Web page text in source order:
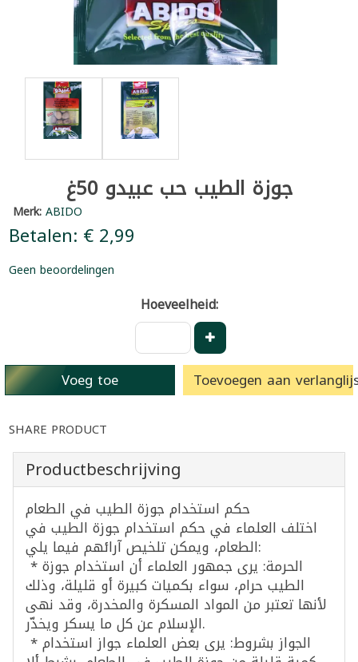
جوزة الطيب حب عبيدو 50غ
Merk:ABIDO
Betalen: € 2,99
Geen beoordelingen
Hoeveelheid:
Voeg toe Toevoegen aan
SHARE PRODUCT
Productbeschrijving
حكم استخدام جوزة الطيب في الطعام
اختلف العلماء في حكم استخدام جوزة الطيب في
الطعام، ويمكن تلخيص آرائهم فيما يلي:
* الحرمة: يرى جمهور العلماء أن استخدام جوزة
الطيب حرام، سواء بكميات كبيرة أو قليلة، وذلك
لأنها تعتبر من المواد المسكرة والمخدرة، وقد نهى
الإسلام عن كل ما يسكر ويخدّر.
* الجواز بشروط: يرى بعض العلماء جواز استخدام